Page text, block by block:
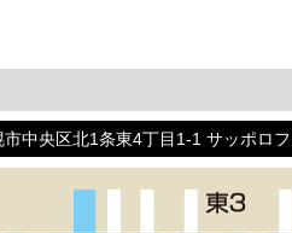
中央区北1条東4丁目1-1 サッポロ